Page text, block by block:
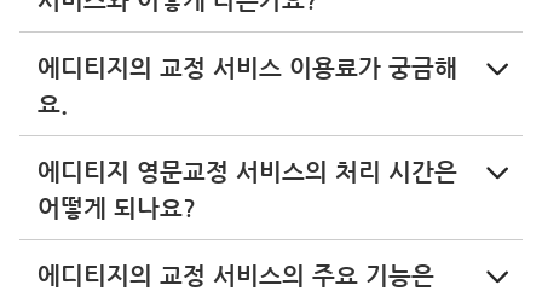
에디티지의 교정 서비스 이용료가 궁금해
요.
에디티지 영문교정 서비스의 처리 시간은
어떻게 되나요?
에디티지의 교정 서비스의 주요 기능은